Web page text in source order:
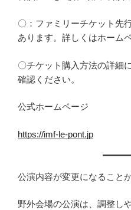
〇：ファミリーチケット先
あります。詳しくはホーム
〇チケット購入方法の詳細
確認ください。
公式ホームページ
https://imf-le-pont.jp
公演内容が変更になること
野外会場の公演は、調整し